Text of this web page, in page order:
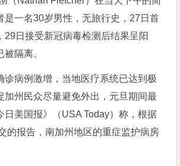
是一名30岁男性，无旅行史，27日首
29日接受新冠病毒检测后结果呈阳
隔离。
病例激增，当地医疗系统已达到极
加州民众尽量避免外出，元旦期间最
日美国报》（USA Today）称，根据
的报告，南加州地区的重症监护病房